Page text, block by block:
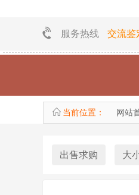
服务热线 交流鉴
当前位置： 网站
出售求购 大